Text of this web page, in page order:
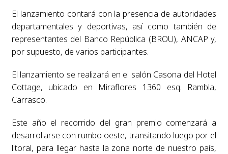
El lanzamiento contará con la presencia de autoridades
departamentales y deportivas, así como también de
representantes del Banco República (BROU), ANCAP y,
por supuesto, de varios participantes.
El lanzamiento se realizará en el salón Casona del Hotel
Cottage, ubicado en Miraflores 1360 esq. Rambla,
Carrasco.
Este año el recorrido del gran premio comenzará a
desarrollarse con rumbo oeste, transitando luego por el
litoral, para llegar hasta la zona norte de nuestro país,